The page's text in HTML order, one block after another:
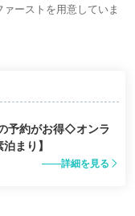
ーストを用意していま
予約がお得◇オンラ
まり】
詳細を見る